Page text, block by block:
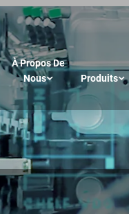
À Propos De
Nous
Produits